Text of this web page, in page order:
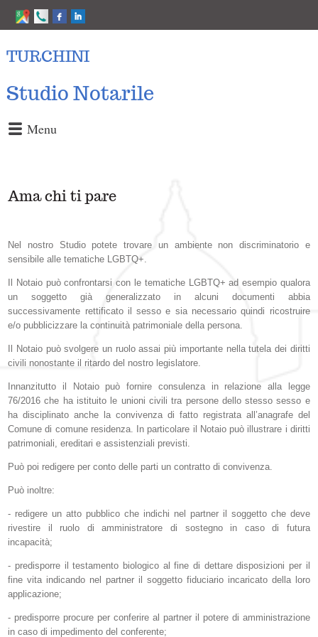
TURCHINI
Studio Notarile
Menu
Ama chi ti pare
Nel nostro Studio potete trovare un ambiente non discriminatorio e
sensibile alle tematiche LGBTQ+.
Il Notaio può confrontarsi con le tematiche LGBTQ+ ad esempio qualora
un soggetto già generalizzato in alcuni documenti abbia
successivamente rettificato il sesso e sia necessario quindi ricostruire
e/o pubblicizzare la continuità patrimoniale della persona.
Il Notaio può svolgere un ruolo assai più importante nella tutela dei diritti
civili nonostante il ritardo del nostro legislatore.
Innanzitutto il Notaio può fornire consulenza in relazione alla legge
76/2016 che ha istituito le unioni civili tra persone dello stesso sesso e
ha disciplinato anche la convivenza di fatto registrata all’anagrafe del
Comune di comune residenza. In particolare il Notaio può illustrare i diritti
patrimoniali, ereditari e assistenziali previsti.
Può poi redigere per conto delle parti un contratto di convivenza.
Può inoltre:
- redigere un atto pubblico che indichi nel partner il soggetto che deve
rivestire il ruolo di amministratore di sostegno in caso di futura
incapacità;
- predisporre il testamento biologico al fine di dettare disposizioni per il
fine vita indicando nel partner il soggetto fiduciario incaricato della loro
applicazione;
- predisporre procure per conferire al partner il potere di amministrazione
in caso di impedimento del conferente;